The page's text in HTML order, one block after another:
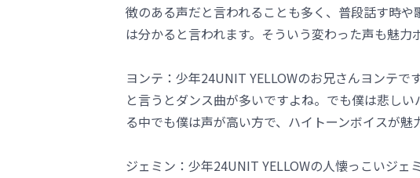
徴のある声だと言われることも多く、普段話す時
は分かると言われます。そういう変わった声も魅力
ヨンテ：少年24UNIT YELLOWのお兄さんヨンテで
と言うとダンス曲が多いですよね。でも僕は悲し
る中でも僕は声が高い方で、ハイトーンボイスが魅
ジェミン：少年24UNIT YELLOWの人懐っこいジ